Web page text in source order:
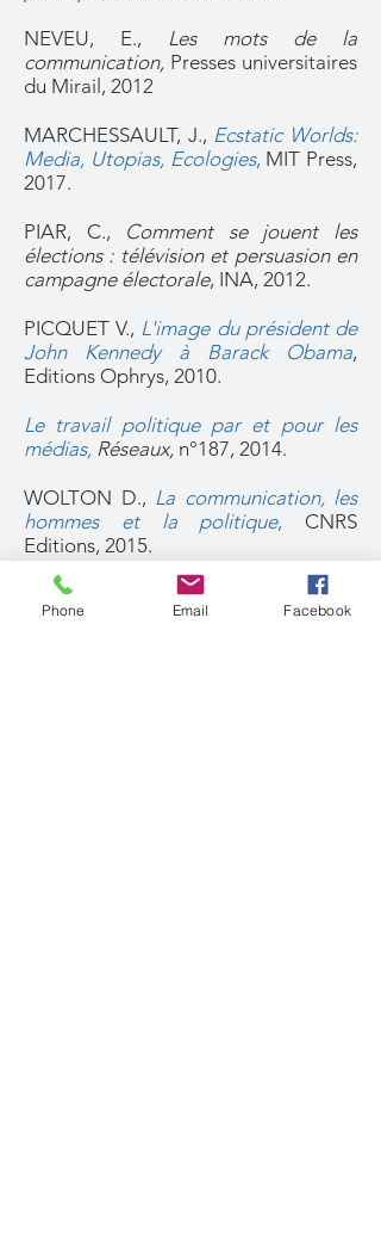
NEVEU, E., Les mots de la
communication, Presses universitaires
du Mirail, 2012
MARCHESSAULT, J., Ecstatic Worlds:
Media, Utopias, Ecologies, MIT Press,
2017.
PIAR, C., Comment se jouent les
élections : télévision et persuasion en
campagne électorale, INA, 2012.
PICQUET V., L'image du président de
John Kennedy à Barack Obama,
Editions Ophrys, 2010.
Le travail politique par et pour les
médias, Réseaux, n°187, 2014.
WOLTON D., La communication, les
hommes et la politique, CNRS
Editions, 2015.
WRING D., ROGER M/, ATKINSON S.
(Eds.) ,
Political Communication in
Phone Email Facebook